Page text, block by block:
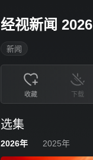
经视新闻 2026
新闻
收藏 下载
选集
2026年 2025年